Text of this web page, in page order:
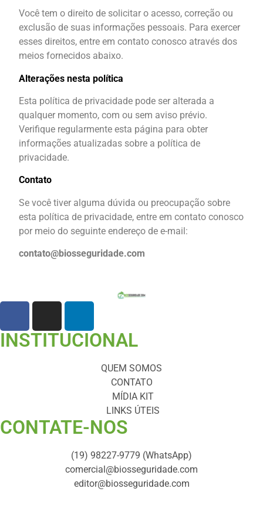
Você tem o direito de solicitar o acesso, correção ou
exclusão de suas informações pessoais. Para exercer
esses direitos, entre em contato conosco através dos
meios fornecidos abaixo.
Alterações nesta política
Esta política de privacidade pode ser alterada a
qualquer momento, com ou sem aviso prévio.
Verifique regularmente esta página para obter
informações atualizadas sobre a política de
privacidade.
Contato
Se você tiver alguma dúvida ou preocupação sobre
esta política de privacidade, entre em contato conosco
por meio do seguinte endereço de e-mail:
contato@biosseguridade.com
INSTITUCIONAL
QUEM SOMOS
CONTATO
MÍDIA KIT
LINKS ÚTEIS
CONTATE-NOS ​
(19) 98227-9779 (WhatsApp)
comercial@biosseguridade.com
editor@biosseguridade.com